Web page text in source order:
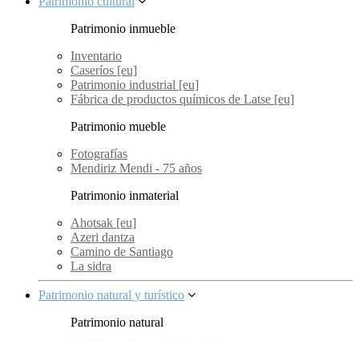
Patrimonio inmueble
Inventario
Caseríos [eu]
Patrimonio industrial [eu]
Fábrica de productos químicos de Latse [eu]
Patrimonio mueble
Fotografías
Mendiriz Mendi - 75 años
Patrimonio inmaterial
Ahotsak [eu]
Azeri dantza
Camino de Santiago
La sidra
Patrimonio natural y turístico
Patrimonio natural